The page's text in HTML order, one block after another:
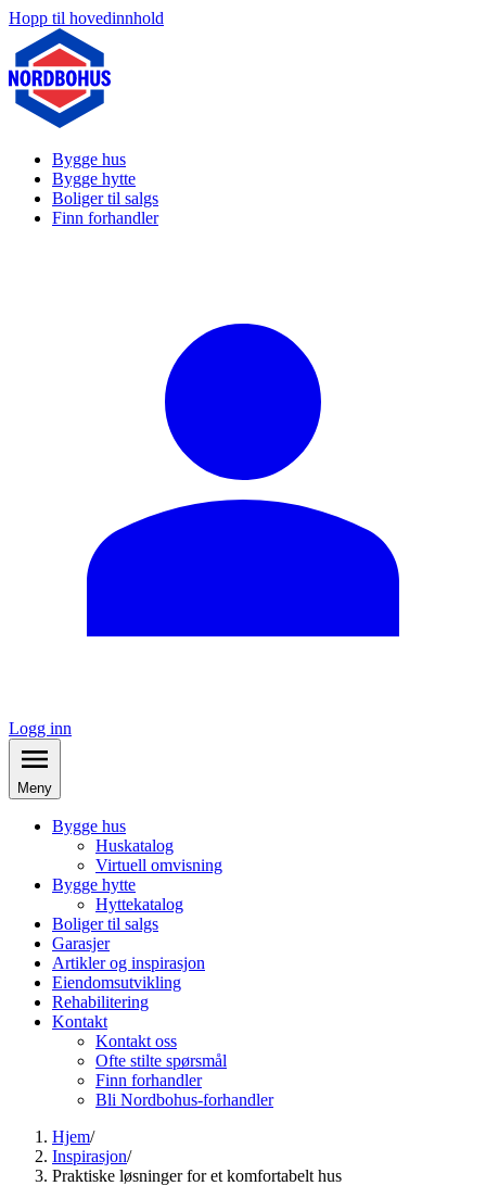
Hopp til hovedinnhold
Bygge hus
Bygge hytte
Boliger til salgs
Finn forhandler
Logg inn
Meny
Bygge hus
Huskatalog
Virtuell omvisning
Bygge hytte
Hyttekatalog
Boliger til salgs
Garasjer
Artikler og inspirasjon
Eiendomsutvikling
Rehabilitering
Kontakt
Kontakt oss
Ofte stilte spørsmål
Finn forhandler
Bli Nordbohus-forhandler
Hjem/
Inspirasjon/
Praktiske løsninger for et komfortabelt hus